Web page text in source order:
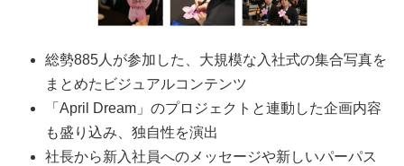
総勢885人が参加した、大規模な入社式の集合写真を
まとめたビジュアルコンテンツ
「April Dream」のプロジェクトと連動した企画内容
も盛り込み、独自性を演出
社長から新入社員へのメッセージや新しいパーパス